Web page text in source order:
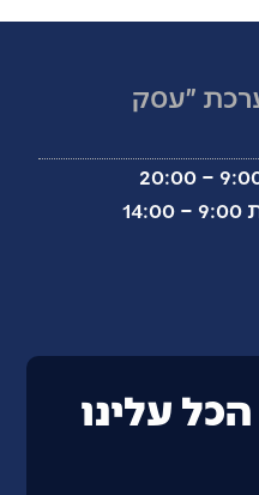
״עסק
עלינו